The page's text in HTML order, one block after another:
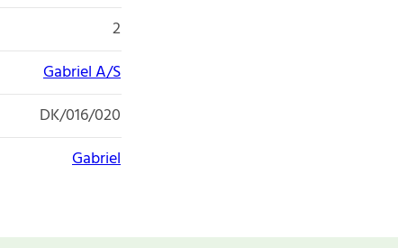
2
Gabriel A/S
DK/016/020
Gabriel